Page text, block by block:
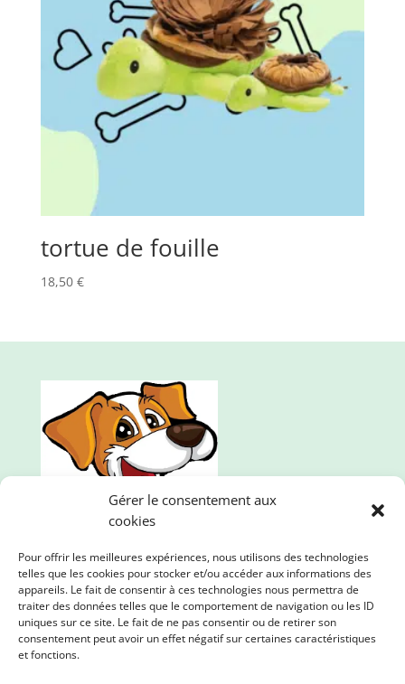
Gérer le consentement aux
cookies
Pour offrir les meilleures expériences, nous utilisons des technologies
telles que les cookies pour stocker et/ou accéder aux informations des
appareils. Le fait de consentir à ces technologies nous permettra de
traiter des données telles que le comportement de navigation ou les ID
uniques sur ce site. Le fait de ne pas consentir ou de retirer son
consentement peut avoir un effet négatif sur certaines caractéristiques
et fonctions.
tortue de fouille
18,50 €
Mille et une pattes, l'animalerie en ligne qui propose
des produits de qualité. Nous prenons soin de vos